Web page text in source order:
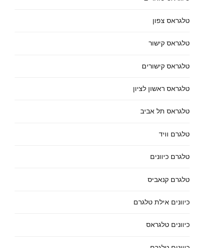
טלגראס צפון
טלגראס קישור
טלגראס קישורים
טלגראס ראשון לציון
טלגראס תל אביב
טלגרם וויד
טלגרם כיוונים
טלגרם קנאביס
כיוונים אילת טלגרם
כיוונים טלגראס